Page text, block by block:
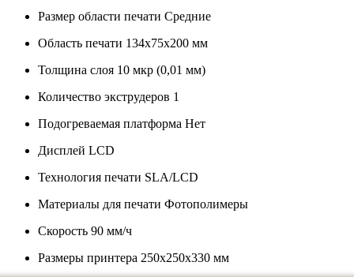
Размер области печати Средние
Область печати 134х75x200 мм
Толщина слоя 10 мкр (0,01 мм)
Количество экструдеров 1
Подогреваемая платформа Нет
Дисплей LCD
Технология печати SLA/LCD
Материалы для печати Фотополимеры
Скорость 90 мм/ч
Размеры принтера 250х250х330 мм